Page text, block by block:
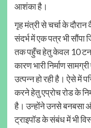
आशंका है।
गृह मंत्री से चर्चा के
संदर्भ में एक पत्र भी सौंपा
तक पहुँच हेतु केवल 10 टन
कारण भारी निर्माण
उत्पन्न हो रही है। ऐसे में
करने हेतु एप्रोच रोड के
है। उन्होंने उनसे बनबसा
ट्राइपॉड के संबंध में भी